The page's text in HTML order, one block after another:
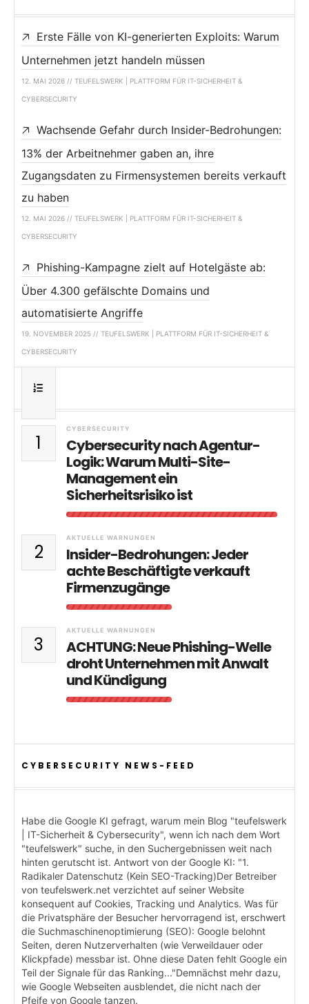
Erste Fälle von KI-generierten Exploits: Warum
Unternehmen jetzt handeln müssen
12. MAI 2026 // TEUFELSWERK | PLATTFORM FÜR IT-SICHERHEIT &
CYBERSECURITY
Wachsende Gefahr durch Insider-Bedrohungen:
13% der Arbeitnehmer gaben an, ihre
Zugangsdaten zu Firmensystemen bereits verkauft
zu haben
12. MAI 2026 // TEUFELSWERK | PLATTFORM FÜR IT-SICHERHEIT &
CYBERSECURITY
Phishing-Kampagne zielt auf Hotelgäste ab:
Über 4.300 gefälschte Domains und
automatisierte Angriffe
19. NOVEMBER 2025 // TEUFELSWERK | PLATTFORM FÜR IT-SICHERHEIT &
CYBERSECURITY
1
CYBERSECURITY
Cybersecurity nach Agentur-
Logik: Warum Multi-Site-
Management ein
Sicherheitsrisiko ist
2
AKTUELLE WARNUNGEN
Insider-Bedrohungen: Jeder
achte Beschäftigte verkauft
Firmenzugänge
3
AKTUELLE WARNUNGEN
ACHTUNG: Neue Phishing-Welle
droht Unternehmen mit Anwalt
und Kündigung
CYBERSECURITY NEWS-FEED
Habe die Google KI gefragt, warum mein Blog "teufelswerk
| IT-Sicherheit & Cybersecurity", wenn ich nach dem Wort
"teufelswerk" suche, in den Suchergebnissen weit nach
hinten gerutscht ist. Antwort von der Google KI: "1.
Radikaler Datenschutz (Kein SEO-Tracking)Der Betreiber
von teufelswerk.net verzichtet auf seiner Website
konsequent auf Cookies, Tracking und Analytics. Was für
die Privatsphäre der Besucher hervorragend ist, erschwert
die Suchmaschinenoptimierung (SEO): Google belohnt
Seiten, deren Nutzerverhalten (wie Verweildauer oder
Klickpfade) messbar ist. Ohne diese Daten fehlt Google ein
Teil der Signale für das Ranking..."Demnächst mehr dazu,
wie Google Webseiten ausblendet, die nicht nach der
Pfeife von Google tanzen.